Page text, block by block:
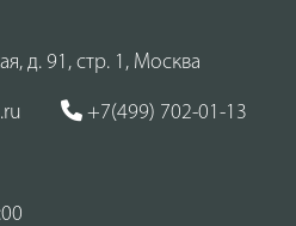
д. 91, стр. 1, Москва
+7(499) 702-01-13